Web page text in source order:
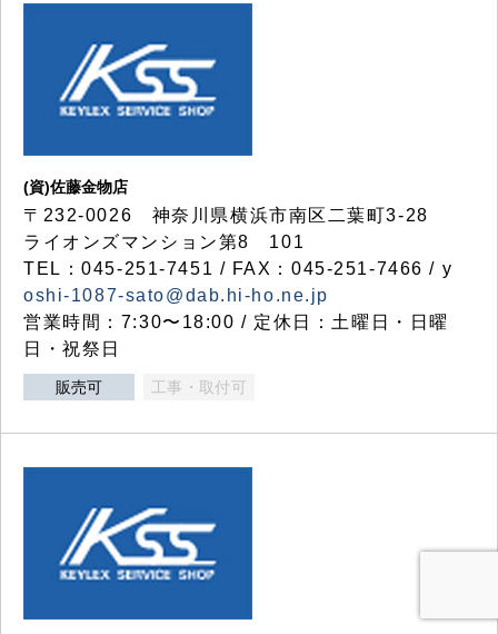
(資)佐藤金物店
〒232-0026 神奈川県横浜市南区二葉町3-28
ライオンズマンション第8 101
TEL：045-251-7451 / FAX：045-251-7466 / y
oshi-1087-sato@dab.hi-ho.ne.jp
営業時間：7:30〜18:00 / 定休日：土曜日・日曜
日・祝祭日
販売可 工事・取付可